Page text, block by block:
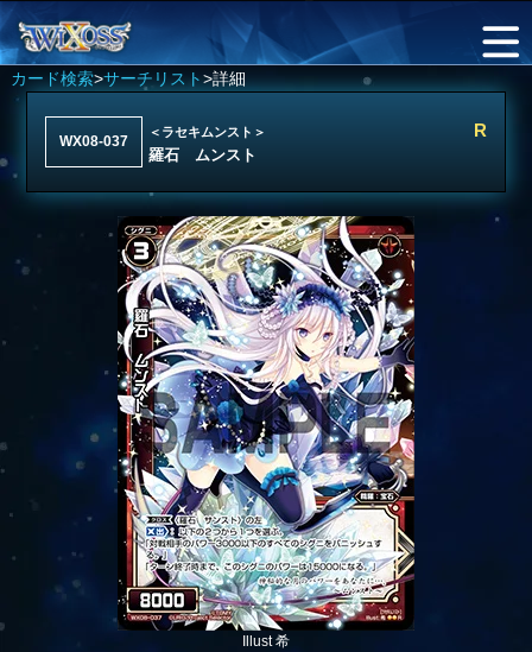
カード検索>サーチリスト>詳細
WX08-037
＜ラセキムンスト＞
羅石 ムンスト
R
Illust 希